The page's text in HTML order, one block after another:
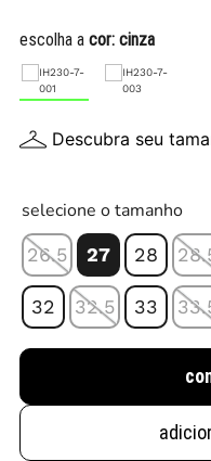
escolha a cor: cinza
Descubra seu
selecione o tamanho
26.5 27 28
32 32.5 33